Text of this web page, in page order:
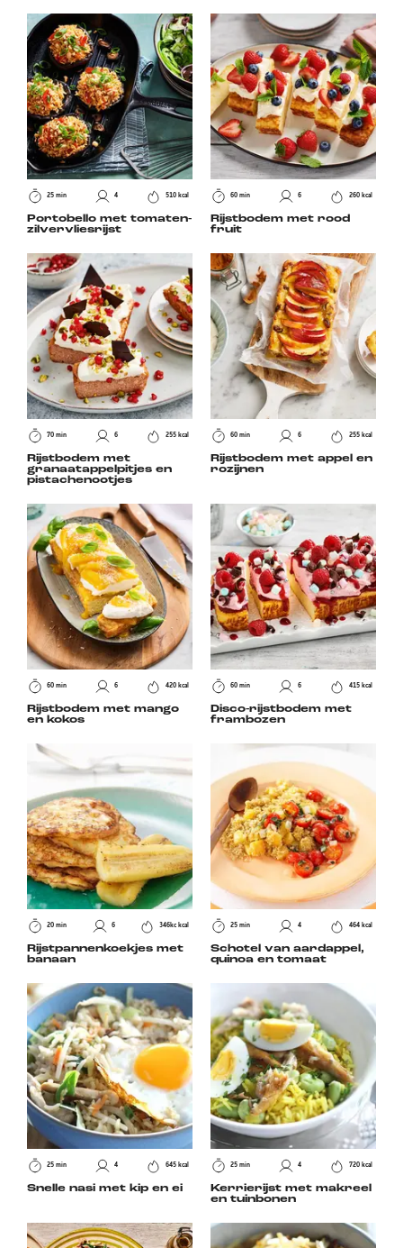
25 min 4 510 kcal
Portobello met tomaten-
zilvervliesrijst
60 min 6 260 kcal
Rijstbodem met rood
fruit
70 min 6 255 kcal
Rijstbodem met
granaatappelpitjes en
pistachenootjes
60 min 6 255 kcal
Rijstbodem met appel en
rozijnen
60 min 6 420 kcal
Rijstbodem met mango
en kokos
60 min 6 415 kcal
Disco-rijstbodem met
frambozen
20 min 6 346kc kcal
Rijstpannenkoekjes met
banaan
25 min 4 464 kcal
Schotel van aardappel,
quinoa en tomaat
25 min 4 645 kcal
Snelle nasi met kip en ei
25 min 4 720 kcal
Kerrierijst met makreel
en tuinbonen